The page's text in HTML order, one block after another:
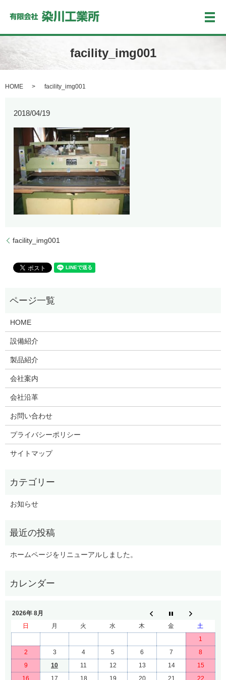
メ
facility_img001
HOME facility_img001
2018/04/19
facility_img001
HOME
設備紹介
製品紹介
会社案内
会社沿革
お問い合わせ
プライバシーポリシー
サイトマップ
お知らせ
ホームページをリニューアルしました。
2026年 8月
日
月 火 水 木 金
土
1
2
3 4 5 6 7
8
9
10 11 12 13 14
15
16
17 18 19 20 21 22